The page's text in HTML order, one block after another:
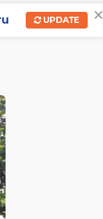
×
UPDATE